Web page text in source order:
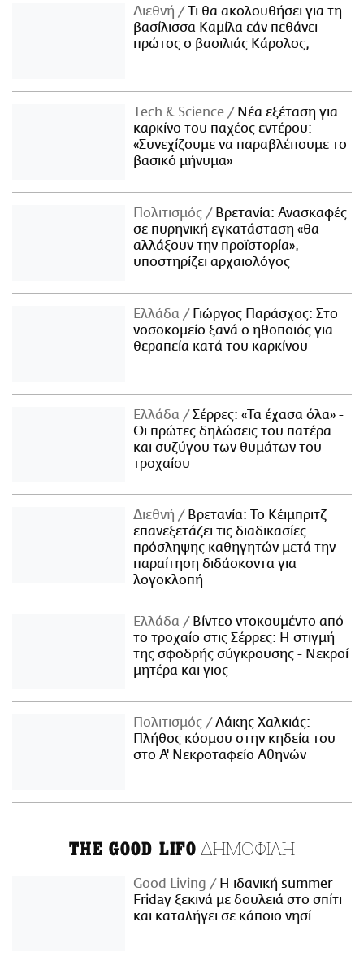
Διεθνή
Τι θα ακολουθήσει για τη
βασίλισσα Καμίλα εάν πεθάνει
πρώτος ο βασιλιάς Κάρολος;
Τech & Science
Νέα εξέταση για
καρκίνο του παχέος εντέρου:
«Συνεχίζουμε να παραβλέπουμε το
βασικό μήνυμα»
Πολιτισμός
Βρετανία: Ανασκαφές
σε πυρηνική εγκατάσταση «θα
αλλάξουν την προϊστορία»,
υποστηρίζει αρχαιολόγος
Ελλάδα
Γιώργος Παράσχος: Στο
νοσοκομείο ξανά ο ηθοποιός για
θεραπεία κατά του καρκίνου
Ελλάδα
Σέρρες: «Τα έχασα όλα» -
Οι πρώτες δηλώσεις του πατέρα
και συζύγου των θυμάτων του
τροχαίου
Διεθνή
Βρετανία: Το Κέιμπριτζ
επανεξετάζει τις διαδικασίες
πρόσληψης καθηγητών μετά την
παραίτηση διδάσκοντα για
λογοκλοπή
Ελλάδα
Βίντεο ντοκουμέντο από
το τροχαίο στις Σέρρες: Η στιγμή
της σφοδρής σύγκρουσης - Νεκροί
μητέρα και γιος
Πολιτισμός
Λάκης Χαλκιάς:
Πλήθος κόσμου στην κηδεία του
στο Α' Νεκροταφείο Αθηνών
THE GOOD LIFO ΔΗΜΟΦΙΛΗ
Good Living
Η ιδανική summer
Friday ξεκινά με δουλειά στο σπίτι
και καταλήγει σε κάποιο νησί